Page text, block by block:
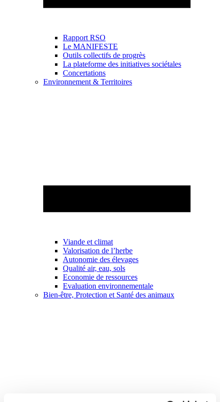
Rapport RSO
Le MANIFESTE
Outils collectifs de progrès
La plateforme des initiatives sociétales
Concertations
Environnement & Territoires
Viande et climat
Valorisation de l’herbe
Autonomie des élevages
Qualité air, eau, sols
Economie de ressources
Evaluation environnementale
Bien-être, Protection et Santé des animaux